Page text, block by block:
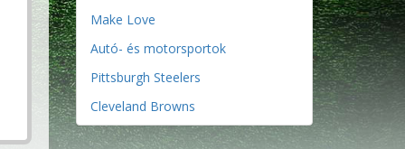
Make Love
Autó- és motorsportok
Pittsburgh Steelers
Cleveland Browns